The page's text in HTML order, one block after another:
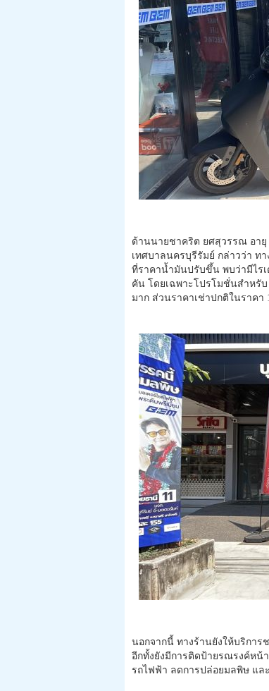
ด้านนายชาคริต ยศสุวรรณ อายุ
เทศบาลนครบุรีรัมย์ กล่าวว่า ท
ที่ราคาน้ำมันปรับขึ้น พบว่ามีไร
คัน โดยเฉพาะโปรโมชั่นสำหรั
มาก ส่วนราคาเช่าปกติในราคา
นอกจากนี้ ทางร้านยังให้บริการ
อีกทั้งยังมีการติดป้ายรณรงค์หน้
รถไฟฟ้า ลดการปล่อยมลพิษ แ